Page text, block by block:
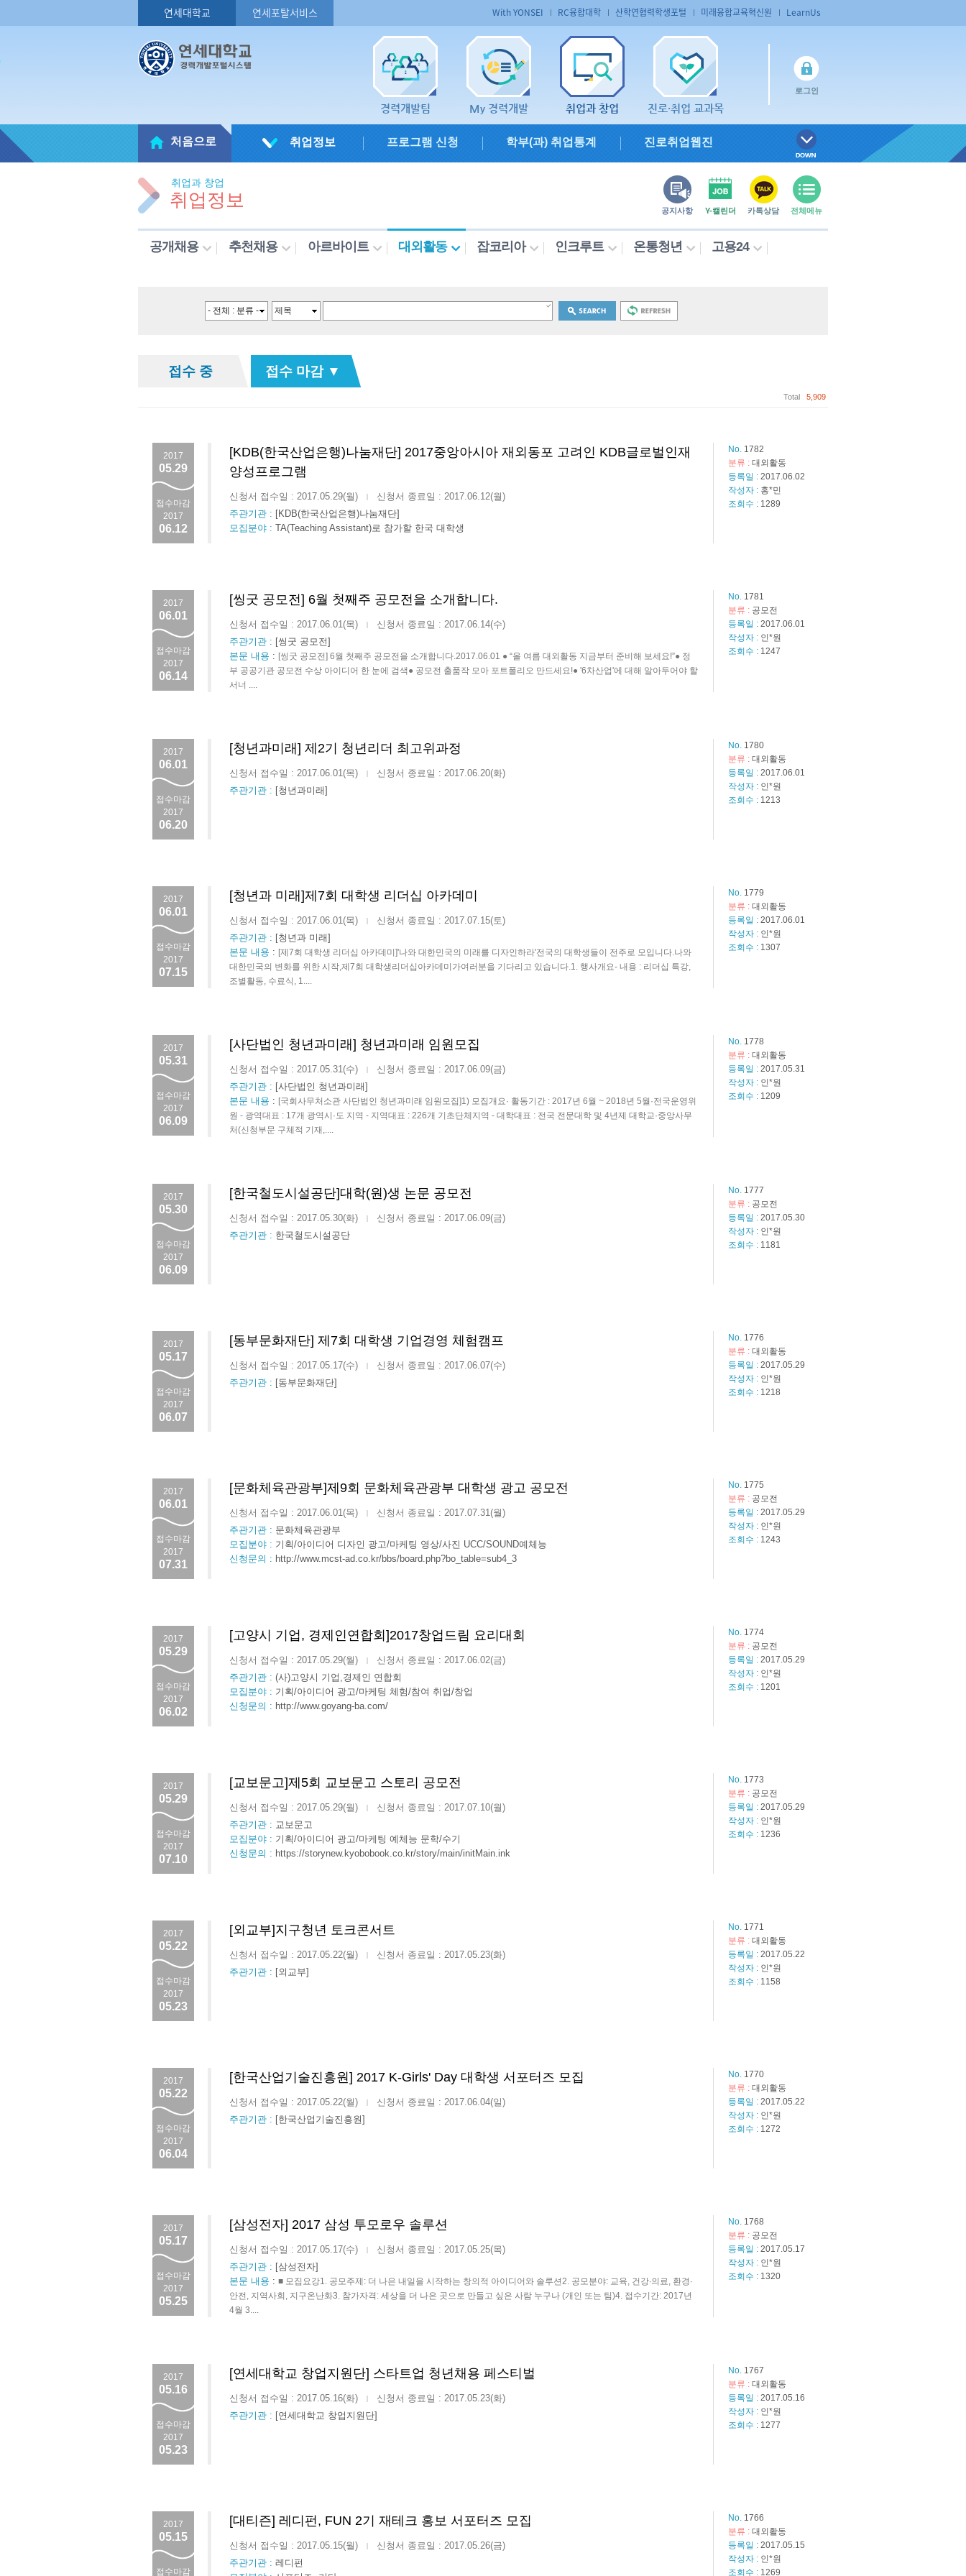
연세대학교 연세포탈서비스 LearnUs
미래융합교육혁신원
산학연협력학생포털
RC융합대학
With YONSEI
로그인
진로·취업 교과목
취업과 창업
My 경력개발
경력개발팀
처음으로 취업정보 프로그램 신청 학부(과) 취업통계 진로취업웹진
취업과 창업
취업정보 전체메뉴
카톡상담
Y-캘린더
공지사항
공개채용 추천채용 아르바이트 대외활동 잡코리아 인크루트 온통청년 고용24
접수 중 접수 마감 ▼
Total 5,909
2017
05.29
접수마감
2017
06.12
[KDB(한국산업은행)나눔재단] 2017 중앙아시아 재외동포 고려인 KDB 글로벌인재
양성프로그램
신청서 접수일 : 2017.05.29(월) |
신청서 종료일 : 2017.06.12(월)
주관기관 : [KDB(한국산업은행)나눔재단]
모집분야 : TA(Teaching Assistant)로 참가할 한국 대학생
No. 1782
분류 : 대외활동
등록일 : 2017.06.02
작성자 : 홍*민
조회수 : 1289
2017
06.01
접수마감
2017
06.14
[씽굿 공모전] 6월 첫째주 공모전을 소개합니다.
신청서 접수일 : 2017.06.01(목) |
신청서 종료일 : 2017.06.14(수)
주관기관 : [씽굿 공모전]
본문 내용 : [씽굿 공모전] 6월 첫째주 공모전을 소개합니다.2017.06.01 ● ​​“올 여름 대외활동 지금부터 준비해 보세요!”● 정
부 공공기관 공모전 수상 아이디어 한 눈에 검색● 공모전 출품작 모아 포트폴리오 만드세요!● '6차산업'에 대해 알아두어야 할
서너 ....
No. 1781
분류 : 공모전
등록일 : 2017.06.01
작성자 : 인*원
조회수 : 1247
2017
06.01
접수마감
2017
06.20
[청년과미래] 제2기 청년리더 최고위과정
신청서 접수일 : 2017.06.01(목) |
신청서 종료일 : 2017.06.20(화)
주관기관 : [청년과미래]
No. 1780
분류 : 대외활동
등록일 : 2017.06.01
작성자 : 인*원
조회수 : 1213
2017
06.01
접수마감
2017
07.15
[청년과 미래]제7회 대학생 리더십 아카데미
신청서 접수일 : 2017.06.01(목) |
신청서 종료일 : 2017.07.15(토)
주관기관 : [청년과 미래]
본문 내용 : [제7회 대학생 리더십 아카데미]'나와 대한민국의 미래를 디자인하라'전국의 대학생들이 전주로 모입니다.나와
대한민국의 변화를 위한 시작,제7회 대학생리더십아카데미가여러분을 기다리고 있습니다.1. 행사개요- 내용 : 리더십 특강,
조별활동, 수료식, 1....
No. 1779
분류 : 대외활동
등록일 : 2017.06.01
작성자 : 인*원
조회수 : 1307
2017
05.31
접수마감
2017
06.09
[사단법인 청년과미래] 청년과미래 임원모집
신청서 접수일 : 2017.05.31(수) |
신청서 종료일 : 2017.06.09(금)
주관기관 : [사단법인 청년과미래]
본문 내용 : [국회사무처소관 사단법인 청년과미래 임원모집]1) 모집개요· 활동기간 : 2017년 6월 ~ 2018년 5월·전국운영위
원 - 광역대표 : 17개 광역시·도 지역 - 지역대표 : 226개 기초단체지역 - 대학대표 : 전국 전문대학 및 4년제 대학교·중앙사무
처(신청부문 구체적 기재,....
No. 1778
분류 : 대외활동
등록일 : 2017.05.31
작성자 : 인*원
조회수 : 1209
2017
05.30
접수마감
2017
06.09
[한국철도시설공단]대학(원)생 논문 공모전
신청서 접수일 : 2017.05.30(화) |
신청서 종료일 : 2017.06.09(금)
주관기관 : 한국철도시설공단
No. 1777
분류 : 공모전
등록일 : 2017.05.30
작성자 : 인*원
조회수 : 1181
2017
05.17
접수마감
2017
06.07
[동부문화재단] 제7회 대학생 기업경영 체험캠프
신청서 접수일 : 2017.05.17(수) |
신청서 종료일 : 2017.06.07(수)
주관기관 : [동부문화재단]
No. 1776
분류 : 대외활동
등록일 : 2017.05.29
작성자 : 인*원
조회수 : 1218
2017
06.01
접수마감
2017
07.31
[문화체육관광부]제9회 문화체육관광부 대학생 광고 공모전
신청서 접수일 : 2017.06.01(목) |
신청서 종료일 : 2017.07.31(월)
주관기관 : 문화체육관광부
모집분야 : 기획/아이디어 디자인 광고/마케팅 영상/사진 UCC/SOUND예체능
신청문의 : http://www.mcst-ad.co.kr/bbs/board.php?bo_table=sub4_3
No. 1775
분류 : 공모전
등록일 : 2017.05.29
작성자 : 인*원
조회수 : 1243
2017
05.29
접수마감
2017
06.02
[고양시 기업, 경제인연합회]2017창업드림 요리대회
신청서 접수일 : 2017.05.29(월) |
신청서 종료일 : 2017.06.02(금)
주관기관 : (사)고양시 기업,경제인 연합회
모집분야 : 기획/아이디어 광고/마케팅 체험/참여 취업/창업
신청문의 : http://www.goyang-ba.com/
No. 1774
분류 : 공모전
등록일 : 2017.05.29
작성자 : 인*원
조회수 : 1201
2017
05.29
접수마감
2017
07.10
[교보문고]제5회 교보문고 스토리 공모전
신청서 접수일 : 2017.05.29(월) |
신청서 종료일 : 2017.07.10(월)
주관기관 : 교보문고
모집분야 : 기획/아이디어 광고/마케팅 예체능 문학/수기
신청문의 : https://storynew.kyobobook.co.kr/story/main/initMain.ink
No. 1773
분류 : 공모전
등록일 : 2017.05.29
작성자 : 인*원
조회수 : 1236
2017
05.22
접수마감
2017
05.23
[외교부]지구청년 토크콘서트
신청서 접수일 : 2017.05.22(월) |
신청서 종료일 : 2017.05.23(화)
주관기관 : [외교부]
No. 1771
분류 : 대외활동
등록일 : 2017.05.22
작성자 : 인*원
조회수 : 1158
2017
05.22
접수마감
2017
06.04
[한국산업기술진흥원] 2017 K-Girls' Day 대학생 서포터즈 모집
신청서 접수일 : 2017.05.22(월) |
신청서 종료일 : 2017.06.04(일)
주관기관 : [한국산업기술진흥원]
No. 1770
분류 : 대외활동
등록일 : 2017.05.22
작성자 : 인*원
조회수 : 1272
2017
05.17
접수마감
2017
05.25
[삼성전자] 2017 삼성 투모로우 솔루션
신청서 접수일 : 2017.05.17(수) |
신청서 종료일 : 2017.05.25(목)
주관기관 : [삼성전자]
본문 내용 : ■ 모집요강1. 공모주제: 더 나은 내일을 시작하는 창의적 아이디어와 솔루션2. 공모분야: 교육, 건강∙의료, 환경∙
안전, 지역사회, 지구온난화3. 참가자격: 세상을 더 나은 곳으로 만들고 싶은 사람 누구나 (개인 또는 팀)4. 접수기간: 2017년
4월 3....
No. 1768
분류 : 공모전
등록일 : 2017.05.17
작성자 : 인*원
조회수 : 1320
2017
05.16
접수마감
2017
05.23
[연세대학교 창업지원단] 스타트업 청년채용 페스티벌
신청서 접수일 : 2017.05.16(화) |
신청서 종료일 : 2017.05.23(화)
주관기관 : [연세대학교 창업지원단]
No. 1767
분류 : 대외활동
등록일 : 2017.05.16
작성자 : 인*원
조회수 : 1277
2017
05.15
접수마감
[대티즌] 레디펀, FUN 2기 재테크 홍보 서포터즈 모집
신청서 접수일 : 2017.05.15(월) |
신청서 종료일 : 2017.05.26(금)
주관기관 : 레디펀
No. 1766
분류 : 대외활동
등록일 : 2017.05.15
작성자 : 인*원
조회수 : 1269